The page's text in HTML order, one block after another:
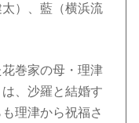
）、藍（横浜流
巻家の母・理津
、沙羅と結婚す
理津から祝福さ